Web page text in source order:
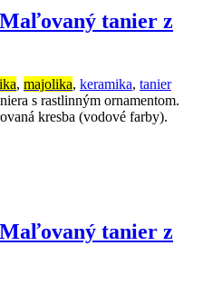
Maľovaný tanier z
, majolika, keramika, tanier
s rastlinným ornamentom.
kresba (vodové farby).
Maľovaný tanier z